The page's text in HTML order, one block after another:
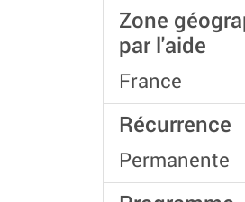
Zone
par l'aide
France
Récurrence
Permanente